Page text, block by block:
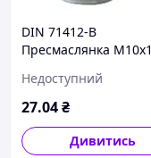
DIN 71412-B
Пресмаслянка М10х1
Недоступний
27.04₴
Дивитись